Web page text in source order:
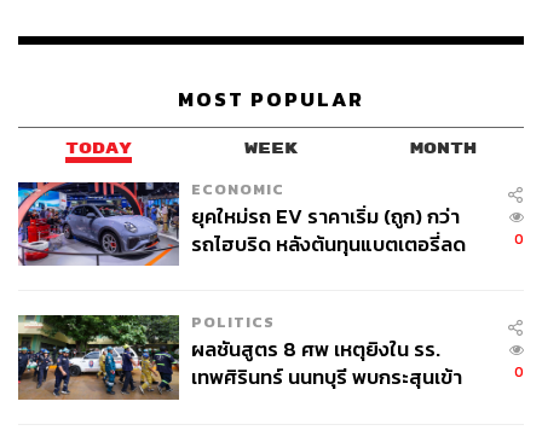
MOST POPULAR
TODAY WEEK MONTH
ECONOMIC
ยุคใหม่รถ EV ราคาเริ่ม (ถูก) กว่า
รถไฮบริด หลังต้นทุนแบตเตอรี่ลด
0
POLITICS
ผลชันสูตร 8 ศพ เหตุยิงใน รร.
เทพศิรินทร์ นนทบุรี พบกระสุนเข้า
0